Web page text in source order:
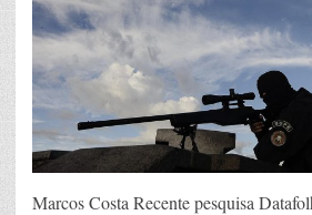
Marcos Costa Recente pesquisa